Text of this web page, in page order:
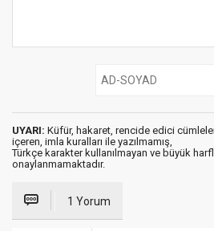
UYARI: Küfür, hakaret, rencide edici
içeren, imla kuralları ile yazılmamış,
Türkçe karakter kullanılmayan ve büyük
onaylanmamaktadır.
1 Yorum